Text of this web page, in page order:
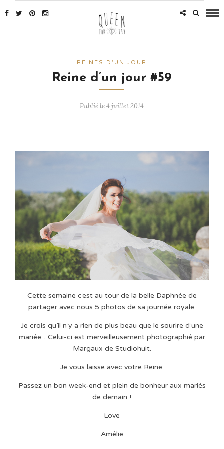
REINES D'UN JOUR
Reine d’un jour #59
Publié le 4 juillet 2014
Cette semaine c’est au tour de la belle Daphnée de
partager avec nous 5 photos de sa journée royale.
Je crois qu’il n’y a rien de plus beau que le sourire d’une
mariée…Celui-ci est merveilleusement photographié par
Margaux de Studiohuit.
Je vous laisse avec votre Reine.
Passez un bon week-end et plein de bonheur aux mariés
de demain !
Love
Amélie